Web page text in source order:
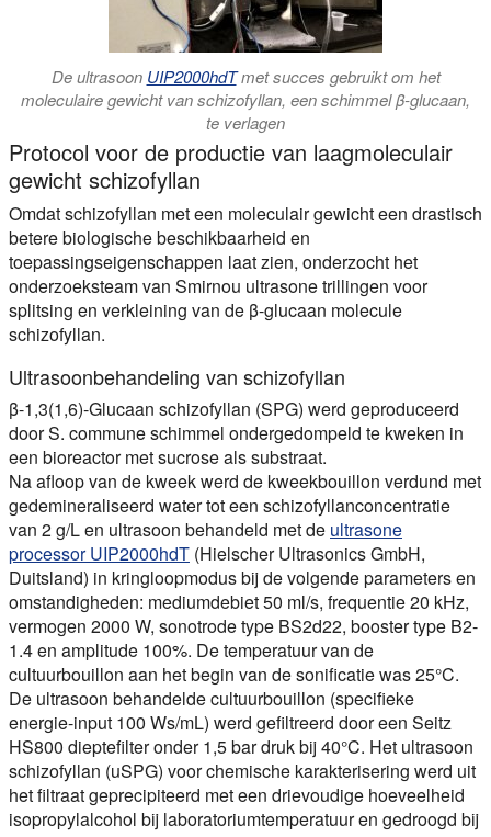
De ultrasoon UIP2000hdTmet succes gebruikt om het
moleculaire gewicht van schizofyllan, een schimmel β-glucaan,
te verlagen
Protocol voor de productie van laagmoleculair
gewicht schizofyllan
Omdat schizofyllan met een moleculair gewicht een drastisch
betere biologische beschikbaarheid en
toepassingseigenschappen laat zien, onderzocht het
onderzoeksteam van Smirnou ultrasone trillingen voor
splitsing en verkleining van de β-glucaan molecule
schizofyllan.
Ultrasoonbehandeling van schizofyllan
β-1,3(1,6)-Glucaan schizofyllan (SPG) werd geproduceerd
door S. commune schimmel ondergedompeld te kweken in
een bioreactor met sucrose als substraat.
Na afloop van de kweek werd de kweekbouillon verdund met
gedemineraliseerd water tot een schizofyllanconcentratie
van 2 g/L en ultrasoon behandeld met de ultrasone
processor UIP2000hdT (Hielscher Ultrasonics GmbH,
Duitsland) in kringloopmodus bij de volgende parameters en
omstandigheden: mediumdebiet 50 ml/s, frequentie 20 kHz,
vermogen 2000 W, sonotrode type BS2d22, booster type B2-
1.4 en amplitude 100%. De temperatuur van de
cultuurbouillon aan het begin van de sonificatie was 25°C.
De ultrasoon behandelde cultuurbouillon (specifieke
energie-input 100 Ws/mL) werd gefiltreerd door een Seitz
HS800 dieptefilter onder 1,5 bar druk bij 40°C. Het ultrasoon
schizofyllan (uSPG) voor chemische karakterisering werd uit
het filtraat geprecipiteerd met een drievoudige hoeveelheid
isopropylalcohol bij laboratoriumtemperatuur en gedroogd bij